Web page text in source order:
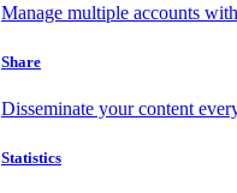
Manage multiple accounts
Share
Disseminate your content
Statistics